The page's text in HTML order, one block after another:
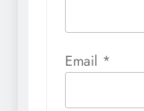
Email *